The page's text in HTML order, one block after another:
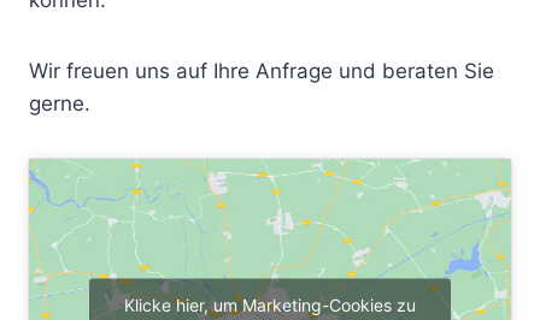
Wir freuen uns auf Ihre Anfrage und beraten Sie
gerne.
Klicke hier, um Marketing-Cookies zu